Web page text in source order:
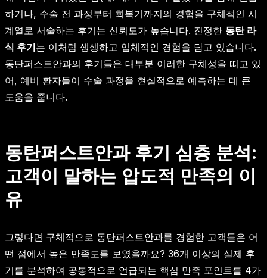
하거나, 수술 전 과정부터 회복기까지의 경험을 구체적인 시
계열로 서술하는 후기는 신뢰도가 높습니다. 진정한 동탄 라
식 후기는 이처럼 생생하고 입체적인 경험을 담고 있습니다.
동탄퍼스트안과의 후기들은 대부분 이러한 구체성을 띠고 있
어, 예비 환자들이 수술 과정을 현실적으로 예측하는 데 큰
도움을 줍니다.
동탄퍼스트안과 후기 심층 분석:
고객이 말하는 압도적 만족의 이
유
그렇다면 구체적으로 동탄퍼스트안과를 경험한 고객들은 어
떤 점에서 높은 만족도를 보였을까요? 36개 이상의 실제 후
기를 분석하여 공통적으로 언급되는 핵심 만족 포인트를 4가